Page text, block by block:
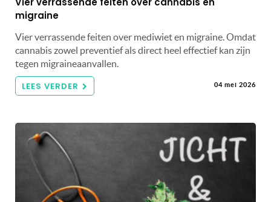
migraine
Vier verrassende feiten over mediwiet en migraine. Omdat
cannabis zowel preventief als direct heel effectief kan zijn
tegen migraineaanvallen.
LEES VERDER 04 mei 2026